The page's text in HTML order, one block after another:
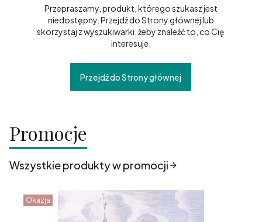
Przepraszamy, produkt, którego szukasz jest
niedostępny. Przejdź do Strony głównej lub
skorzystaj z wyszukiwarki, żeby znaleźć to, co Cię
interesuje.
Przejdź do Strony głównej
Promocje
Wszystkie produkty w promocji
Okazja